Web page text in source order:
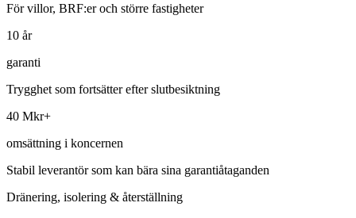
För villor, BRF:er och större fastigheter
10 år
garanti
Trygghet som fortsätter efter slutbesiktning
40 Mkr+
omsättning i koncernen
Stabil leverantör som kan bära sina garantiåtaganden
Dränering, isolering & återställning